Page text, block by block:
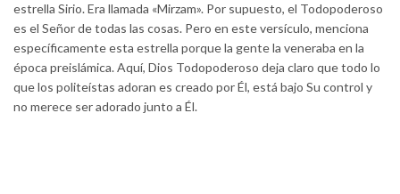
estrella Sirio. Era llamada «Mirzam». Por supuesto, el Todopoderoso
es el Señor de todas las cosas. Pero en este versículo, menciona
específicamente esta estrella porque la gente la veneraba en la
época preislámica. Aquí, Dios Todopoderoso deja claro que todo lo
que los politeístas adoran es creado por Él, está bajo Su control y
no merece ser adorado junto a Él.